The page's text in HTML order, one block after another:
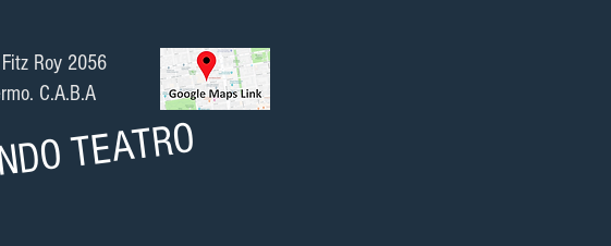
Roy 2056
C.A.B.A
TEATRO